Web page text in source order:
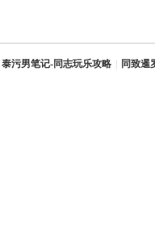
泰污男笔记-同志玩乐攻略 同致暹